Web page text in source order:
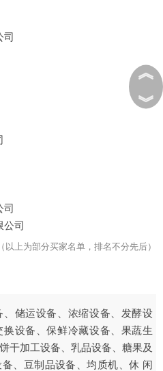
司
司
公司
（以上为部分买家名单，排名不分先后）
储运设备、浓缩设备、发酵设
设备、保鲜冷藏设备、果蔬生
干加工设备、乳品设备、糖果及
、豆制品设备、均质机、休 闲
︽
︾